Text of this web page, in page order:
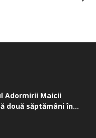
Adormirii Maicii
două săptămâni în...